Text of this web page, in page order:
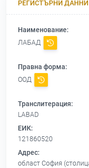
РЕГИСТЪРНИ ДАННИ
Наименование:
ЛАБАД
Правна форма:
ООД
Транслитерация:
LABAD
ЕИК:
121860520
Адрес:
област София